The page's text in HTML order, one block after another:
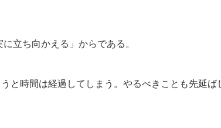
立ち向かえる」からである。
と時間は経過してしまう。やるべきことも先延ば